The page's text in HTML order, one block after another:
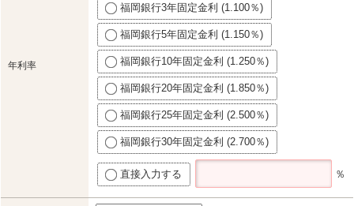
年利率
福岡銀行3年固定金利 (1.100％)
福岡銀行5年固定金利 (1.150％)
福岡銀行10年固定金利 (1.250％)
福岡銀行20年固定金利 (1.850％)
福岡銀行25年固定金利 (2.500％)
福岡銀行30年固定金利 (2.700％)
直接入力する ％